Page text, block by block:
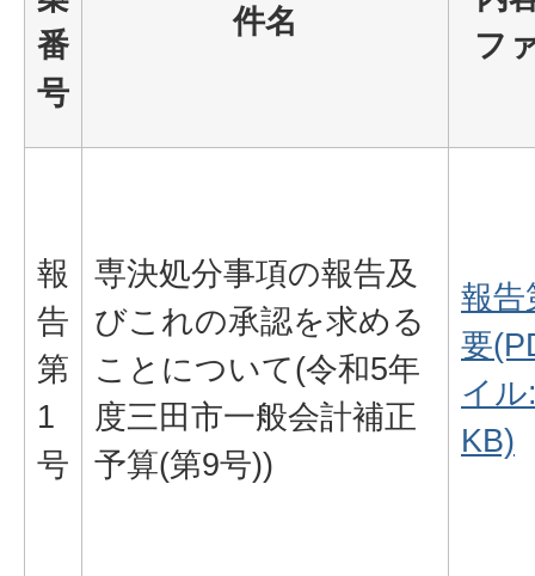
番
号
件名
フ
報
告
第
1
号
専決処分事項の報告及
びこれの承認を求める
ことについて(令和5年
度三田市一般会計補正
予算(第9号))
報告
要
イ
KB)